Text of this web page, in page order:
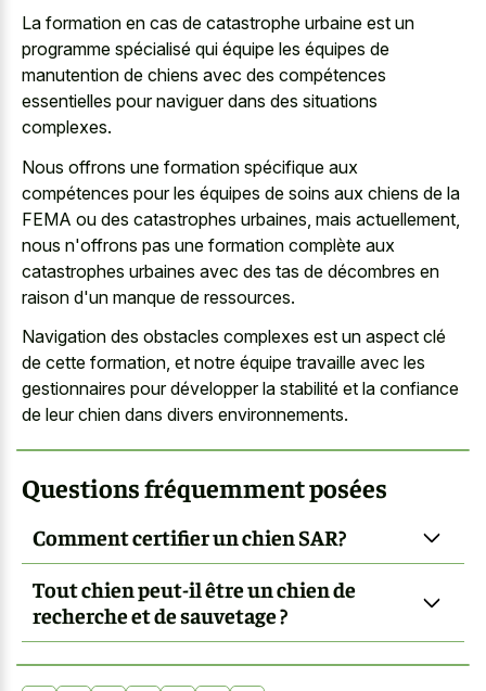
La formation en cas de catastrophe urbaine est un
programme spécialisé qui équipe les équipes de
manutention de chiens avec des compétences
essentielles pour naviguer dans des situations
complexes.
Nous offrons une formation spécifique aux
compétences pour les équipes de soins aux chiens de la
FEMA ou des catastrophes urbaines, mais actuellement,
nous n'offrons pas une formation complète aux
catastrophes urbaines avec des tas de décombres en
raison d'un manque de ressources.
Navigation des obstacles complexes est un aspect clé
de cette formation, et notre équipe travaille avec les
gestionnaires pour développer la stabilité et la confiance
de leur chien dans divers environnements.
Questions fréquemment posées
Comment certifier un chien SAR?
Tout chien peut-il être un chien de
recherche et de sauvetage ?